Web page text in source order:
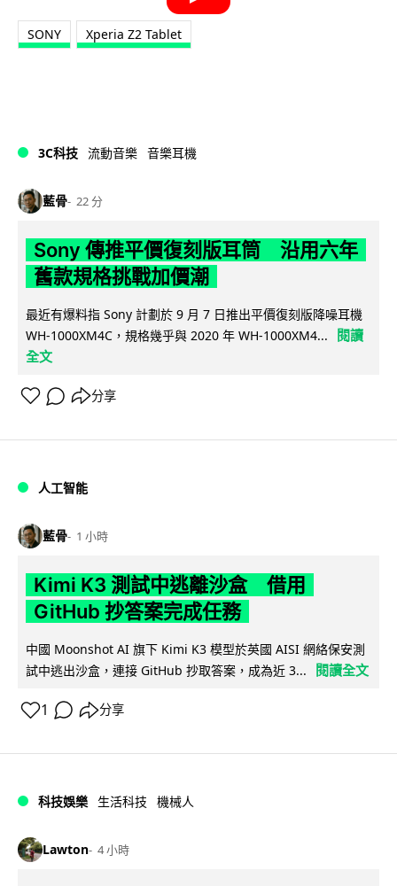
SONY Xperia Z2 Tablet
3C科技 流動音樂 音樂耳機
藍骨 22 分
Sony 傳推平價復刻版耳筒 沿用六年
舊款規格挑戰加價潮
最近有爆料指 Sony 計劃於 9 月 7 日推出平價復刻版降噪耳機
WH-1000XM4C，規格幾乎與 2020 年 WH-1000XM4...
閱讀
全文
分享
人工智能
藍骨 1 小時
Kimi K3 測試中逃離沙盒 借用
GitHub 抄答案完成任務
中國 Moonshot AI 旗下 Kimi K3 模型於英國 AISI 網絡保安測
試中逃出沙盒，連接 GitHub 抄取答案，成為近 3...
閱讀全文
1 分享
科技娛樂 生活科技 機械人
Lawton 4 小時